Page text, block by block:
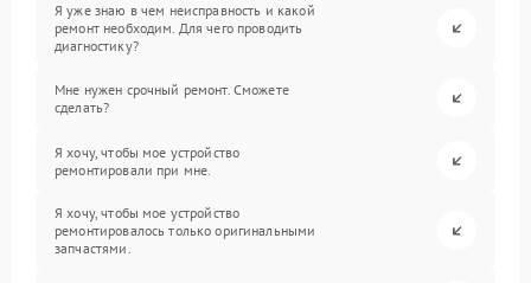
Я уже знаю в чем неисправность и какой
ремонт необходим. Для чего проводить
диагностику?
Мне нужен срочный ремонт. Сможете
сделать?
Я хочу, чтобы мое устройство
ремонтировали при мне.
Я хочу, чтобы мое устройство
ремонтировалось только оригинальными
запчастями.